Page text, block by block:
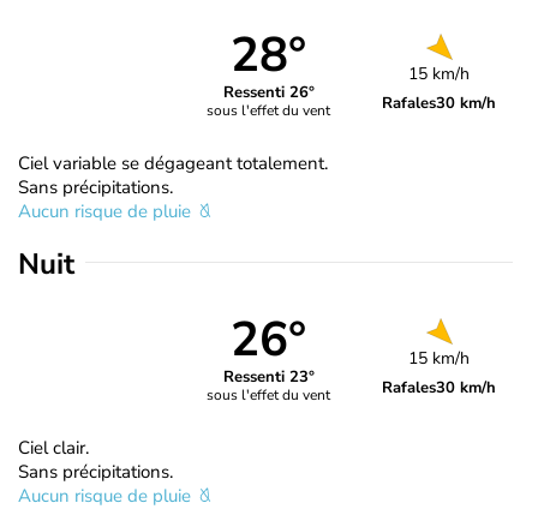
28°
Ressenti 26°
sous l'effet du vent
15 km/h
Rafales30 km/h
Ciel variable se dégageant totalement.
Sans précipitations.
Aucun risque de pluie
Nuit
26°
Ressenti 23°
sous l'effet du vent
15 km/h
Rafales30 km/h
Ciel clair.
Sans précipitations.
Aucun risque de pluie